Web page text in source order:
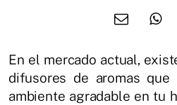
En el mercado actual,
difusores de aromas que
ambiente agradable en tu